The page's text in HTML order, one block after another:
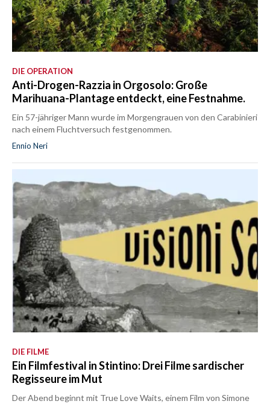
DIE OPERATION
Anti-Drogen-Razzia in Orgosolo: Große
Marihuana-Plantage entdeckt, eine Festnahme.
Ein 57-jähriger Mann wurde im Morgengrauen von den Carabinieri
nach einem Fluchtversuch festgenommen.
Ennio Neri
DIE FILME
Ein Filmfestival in Stintino: Drei Filme sardischer
Regisseure im Mut
Der Abend beginnt mit True Love Waits, einem Film von Simone